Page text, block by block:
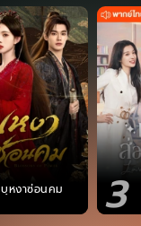
บุหงาซ่อนคม 3